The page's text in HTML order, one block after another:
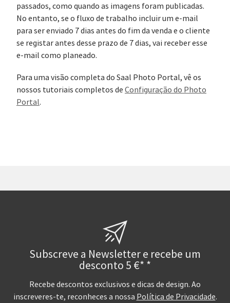
passados, como quando as imagens foram publicadas.
No entanto, se o fluxo de trabalho incluir um e-mail
para ser enviado 7 dias antes do fim da venda e o cliente
se registar antes desse prazo de 7 dias, vai receber esse
e-mail como planeado.
Para uma visão completa do Saal Photo Portal, vê os
nossos tutoriais completos de Configuração do Photo
Portal.
Subscreve a Newsletter e recebe um
desconto 5 €* *
Recebe descontos exclusivos e dicas de design. Ao
inscreveres-te, reconheces a nossa Política de Privacidade.